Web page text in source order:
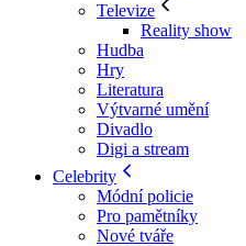
Televize
Reality show
Hudba
Hry
Literatura
Výtvarné umění
Divadlo
Digi a stream
Celebrity
Módní policie
Pro pamětníky
Nové tváře